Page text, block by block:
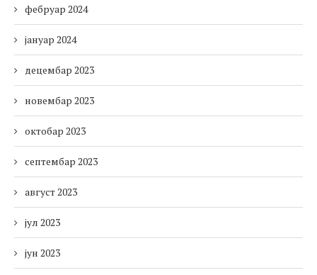
фебруар 2024
јануар 2024
децембар 2023
новембар 2023
октобар 2023
септембар 2023
август 2023
јул 2023
јун 2023